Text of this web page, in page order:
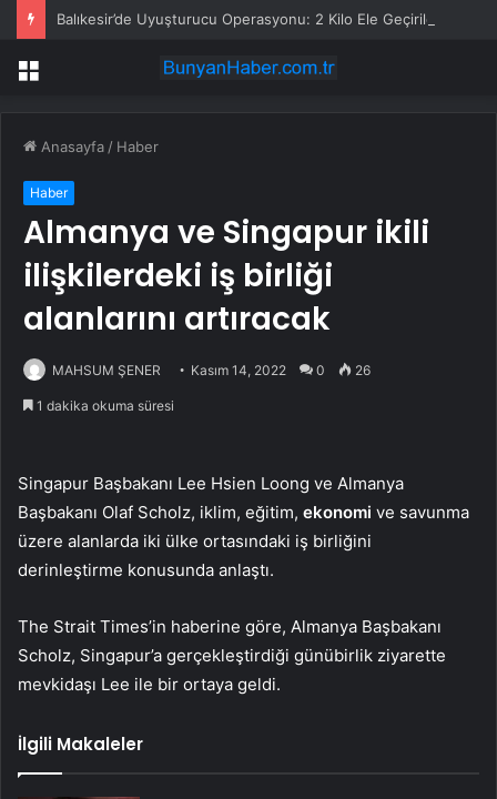
Balıkesir’de Uyuşturucu Operasyonu: 2 Kilo Ele Geçirildi
Menü
Anasayfa / Haber
Haber
Almanya ve Singapur ikili
ilişkilerdeki iş birliği
alanlarını artıracak
MAHSUM ŞENER Kasım 14, 2022 0 26
1 dakika okuma süresi
Singapur Başbakanı Lee Hsien Loong ve Almanya
Başbakanı Olaf Scholz, iklim, eğitim, ekonomi ve savunma
üzere alanlarda iki ülke ortasındaki iş birliğini
derinleştirme konusunda anlaştı.
The Strait Times’in haberine göre, Almanya Başbakanı
Scholz, Singapur’a gerçekleştirdiği günübirlik ziyarette
mevkidaşı Lee ile bir ortaya geldi.
İlgili Makaleler